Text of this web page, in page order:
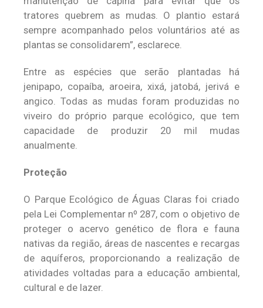
tratores quebrem as mudas. O plantio estará
sempre acompanhado pelos voluntários até as
plantas se consolidarem”, esclarece.
Entre as espécies que serão plantadas há
jenipapo, copaíba, aroeira, xixá, jatobá, jerivá e
angico. Todas as mudas foram produzidas no
viveiro do próprio parque ecológico, que tem
capacidade de produzir 20 mil mudas
anualmente.
Proteção
O Parque Ecológico de Águas Claras foi criado
pela Lei Complementar nº 287, com o objetivo de
proteger o acervo genético de flora e fauna
nativas da região, áreas de nascentes e recargas
de aquíferos, proporcionando a realização de
atividades voltadas para a educação ambiental,
cultural e de lazer.